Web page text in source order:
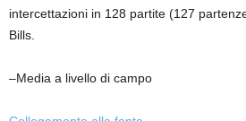
intercettazioni in 128 partite (127
Bills.
–Media a livello di campo